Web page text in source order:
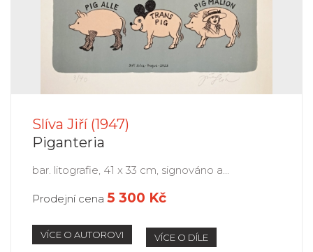
Slíva Jiří (1947)
Piganteria
bar. litografie, 41 x 33 cm, signováno a...
Prodejní cena 5 300 Kč
VÍCE O AUTOROVI VÍCE O DÍLE